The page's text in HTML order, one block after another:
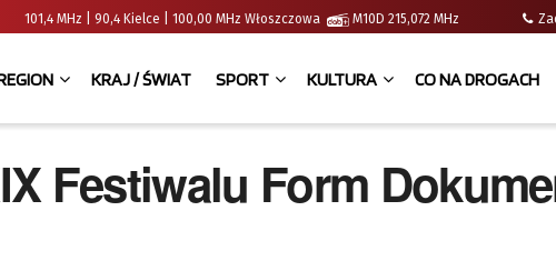
101,4 MHz | 90,4 Kielce | 100,00 MHz Włoszczowa M10D 215,072 MHz
KRAJ / ŚWIAT SPORT KULTURA CO NA DROGACH
Festiwalu Form